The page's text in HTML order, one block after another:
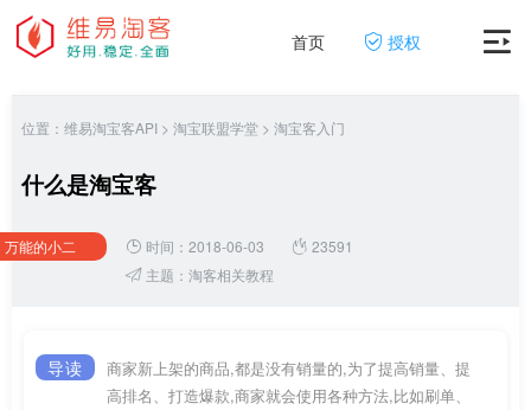
首页 授权
位置： 维易淘宝客API > 淘宝联盟学堂 > 淘宝客入门
什么是淘宝客
万能的小二 时间：2018-06-03
23591
主题： 淘客相关教程
导读
商家新上架的商品,都是没有销量的,为了提高销量、提
高排名、打造爆款,商家就会使用各种方法,比如刷单、